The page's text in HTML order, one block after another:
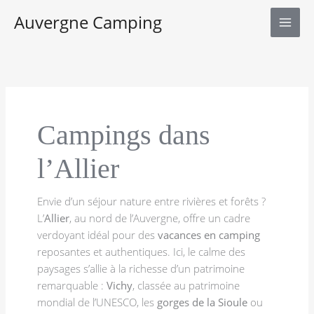
Auvergne Camping
Campings dans
l’Allier
Envie d’un séjour nature entre rivières et forêts ?
L’Allier, au nord de l’Auvergne, offre un cadre
verdoyant idéal pour desvacances en camping
reposantes et authentiques. Ici, le calme des
paysages s’allie à la richesse d’un patrimoine
remarquable :Vichy, classée au patrimoine
mondial de l’UNESCO, les gorges de la Sioule ou